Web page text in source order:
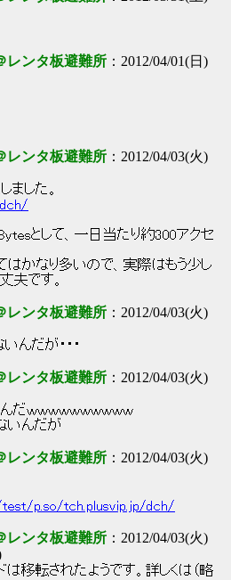
レンタ板避難所 ：2012/04/01(日)
レンタ板避難所 ：2012/04/03(火)
した。
として、一日当たり約300アクセ
はかなり多いので、実際はもう少し
夫です。
レンタ板避難所 ：2012/04/03(火)
んだが・・・
レンタ板避難所 ：2012/04/03(火)
ｗｗｗｗｗｗｗｗｗｗ
いんだが
レンタ板避難所 ：2012/04/03(火)
p.so/tch.plusvip.jp/dch/
レンタ板避難所 ：2012/04/03(火)
ドは移転されたようです。詳しくは（略